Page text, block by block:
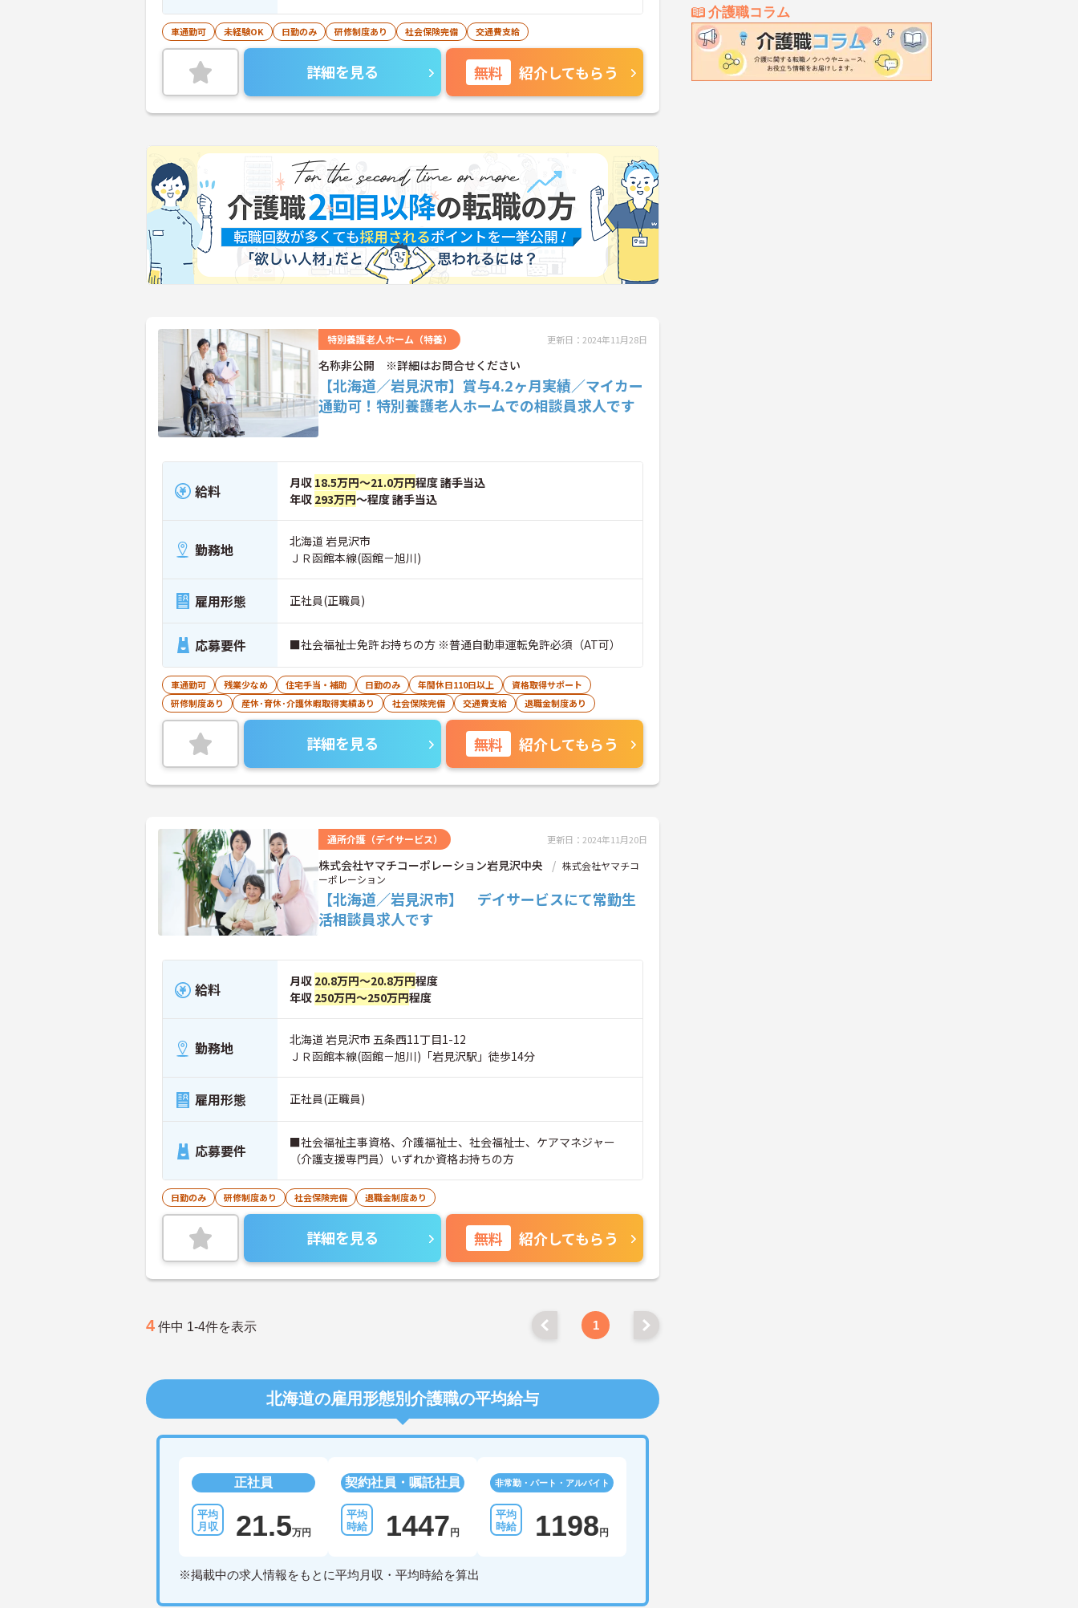
介護職コラム
車通勤可 未経験OK 日勤のみ 研修制度あり 社会保険完備 交通費支給
詳細を見る 無料 紹介してもらう
特別養護老人ホーム（特養） 更新日：2024年11月28日
名称非公開 ※詳細はお問合せください
【北海道／岩見沢市】賞与4.2ヶ月実績／マイカー
通勤可！特別養護老人ホームでの相談員求人です
給料 月収 18.5万円～21.0万円程度 諸手当込
年収 293万円～程度 諸手当込
勤務地
北海道 岩見沢市
ＪＲ函館本線(函館－旭川)
雇用形態 正社員(正職員)
応募要件 ■社会福祉士免許お持ちの方 ※普通自動車運転免許必須（AT可）
車通勤可 残業少なめ 住宅手当・補助 日勤のみ 年間休日110日以上
資格取得サポート
研修制度あり
産休･育休･介護休暇取得実績あり 社会保険完備 交通費支給 退職金制度あり
詳細を見る 無料 紹介してもらう
通所介護（デイサービス） 更新日：2024年11月20日
株式会社ヤマチコーポレーション岩見沢中央
株式会社ヤマチコ
ーポレーション
【北海道／岩見沢市】 デイサービスにて常勤生
活相談員求人です
給料 月収 20.8万円～20.8万円程度
年収 250万円～250万円程度
勤務地
北海道 岩見沢市 五条西11丁目1-12
ＪＲ函館本線(函館－旭川)「岩見沢駅」徒歩14分
雇用形態 正社員(正職員)
応募要件
■社会福祉主事資格、介護福祉士、社会福祉士、ケアマネジャー
（介護支援専門員）いずれか資格お持ちの方
日勤のみ 研修制度あり 社会保険完備 退職金制度あり
詳細を見る 無料 紹介してもらう
4 件中 1-4件を表示 1
北海道の雇用形態別介護職の平均給与
正社員
21.5万円
契約社員・嘱託社員
1447 円
非常勤・パート・アルバイト
1198 円
※掲載中の求人情報をもとに平均月収・平均時給を算出